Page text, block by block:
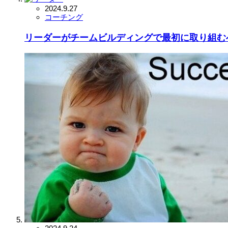
2024.9.27
コーチング
リーダーがチームビルディングで最初に取り組